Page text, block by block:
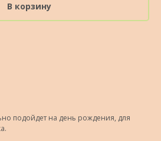
В корзину
подойдет на день рождения, для